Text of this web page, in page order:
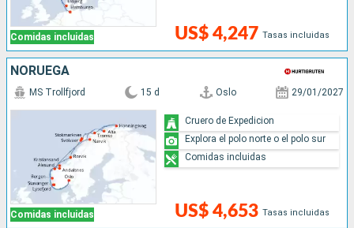
Comidas incluidas US$ 4,247 Tasas incluidas
NORUEGA
Comidas incluidas
MS Trollfjord 15 d Oslo 29/01/2027
US$ 4,653 Tasas incluidas
Cruero de Expedicion
Explora el polo norte o el polo sur
Comidas incluidas